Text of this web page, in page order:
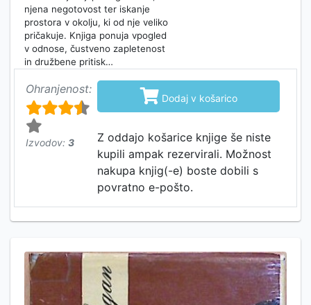
njena negotovost ter iskanje
prostora v okolju, ki od nje veliko
pričakuje. Knjiga ponuja vpogled
v odnose, čustveno zapletenost
in družbene pritisk…
Ohranjenost:
Izvodov: 3
 Dodaj v košarico
Z oddajo košarice knjige še niste
kupili ampak rezervirali. Možnost
nakupa knjig(-e) boste dobili s
povratno e-pošto.